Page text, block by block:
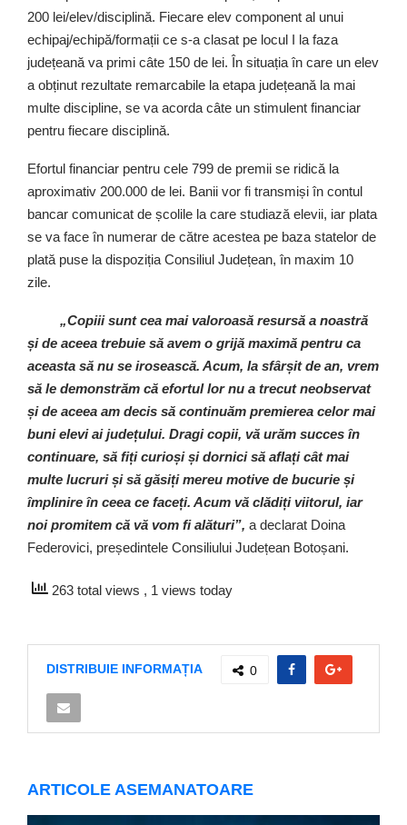
200 lei/elev/disciplină. Fiecare elev component al unui
echipaj/echipă/formații ce s-a clasat pe locul I la faza
județeană va primi câte 150 de lei. În situația în care un elev
a obținut rezultate remarcabile la etapa județeană la mai
multe discipline, se va acorda câte un stimulent financiar
pentru fiecare disciplină.
Efortul financiar pentru cele 799 de premii se ridică la
aproximativ 200.000 de lei. Banii vor fi transmiși în contul
bancar comunicat de școlile la care studiază elevii, iar plata
se va face în numerar de către acestea pe baza statelor de
plată puse la dispoziția Consiliul Județean, în maxim 10
zile.
„Copiii sunt cea mai valoroasă resursă a noastră
și de aceea trebuie să avem o grijă maximă pentru ca
aceasta să nu se irosească. Acum, la sfârșit de an, vrem
să le demonstrăm că efortul lor nu a trecut neobservat
și de aceea am decis să continuăm premierea celor mai
buni elevi ai județului. Dragi copii, vă urăm succes în
continuare, să fiți curioși și dornici să aflați cât mai
multe lucruri și să găsiți mereu motive de bucurie și
împlinire în ceea ce faceți. Acum vă clădiți viitorul, iar
noi promitem că vă vom fi alături”, a declarat Doina
Federovici, președintele Consiliului Județean Botoșani.
263 total views , 1 views today
DISTRIBUIE INFORMAȚIA 0
ARTICOLE ASEMANATOARE